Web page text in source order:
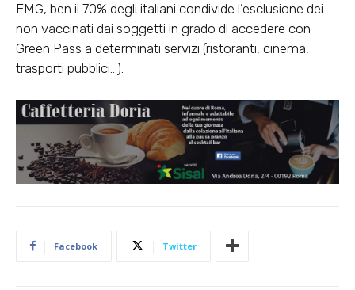
EMG, ben il 70% degli italiani condivide l’esclusione dei
non vaccinati dai soggetti in grado di accedere con
Green Pass a determinati servizi (ristoranti, cinema,
trasporti pubblici…).
Facebook Twitter